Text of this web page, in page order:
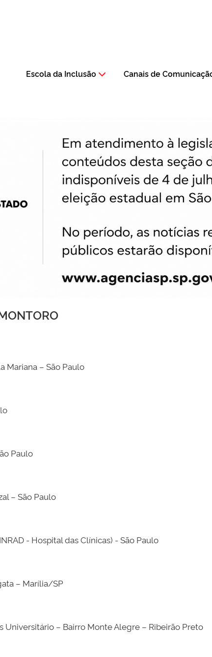
Escola da Inclusão Canais de
Mariana – São Paulo
Paulo
– São Paulo
- Hospital das Clínicas) - São Paulo
– Marília/SP
Universitário – Bairro Monte Alegre – Ribeirão Preto